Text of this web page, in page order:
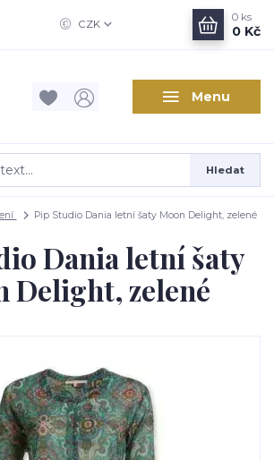
Menu
CZK
Hledat
0 ks
0 Kč
Pip Studio Dania letní šaty Moon Delight, zelené
Dania letní šaty
Delight, zelené